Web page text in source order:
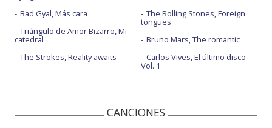
Bad Gyal, Más cara
Triángulo de Amor Bizarro, Mi
catedral
The Strokes, Reality awaits
The Rolling Stones, Foreign
tongues
Bruno Mars, The romantic
Carlos Vives, El último disco
Vol. 1
CANCIONES